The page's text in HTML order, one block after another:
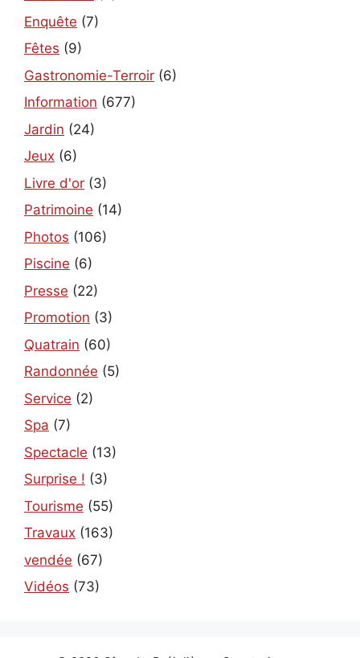
Enquête (7)
Fêtes (9)
Gastronomie-Terroir (6)
Information (677)
Jardin (24)
Jeux (6)
Livre d'or (3)
Patrimoine (14)
Photos (106)
Piscine (6)
Presse (22)
Promotion (3)
Quatrain (60)
Randonnée (5)
Service (2)
Spa (7)
Spectacle (13)
Surprise ! (3)
Tourisme (55)
Travaux (163)
vendée (67)
Vidéos (73)